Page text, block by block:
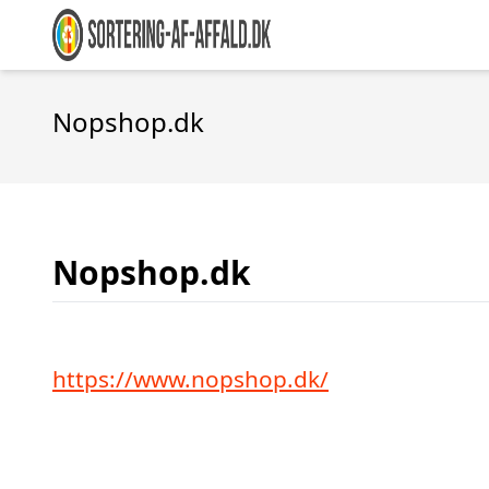
Nopshop.dk
Nopshop.dk
https://www.nopshop.dk/